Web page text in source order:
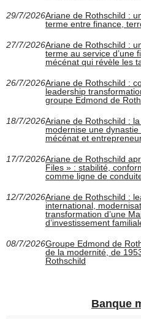
29/7/2026Ariane de Rothschild :
terme entre finance,
27/7/2026Ariane de Rothschild :
terme au service d’une
mécénat qui révèle les
26/7/2026Ariane de Rothschild :
leadership
groupe Edmond de
18/7/2026Ariane de Rothschild :
modernise une dynastie
mécénat et
17/7/2026Ariane de Rothschild
Files » : stabilité,
comme ligne de
12/7/2026Ariane de Rothschild :
international,
transformation d’une
d’investissement
08/7/2026Groupe Edmond de
de la modernité, de
Rothschild
Banque